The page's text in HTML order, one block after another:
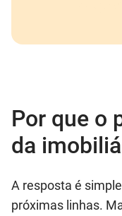
Por que o
da
A resposta é
próximas linhas.